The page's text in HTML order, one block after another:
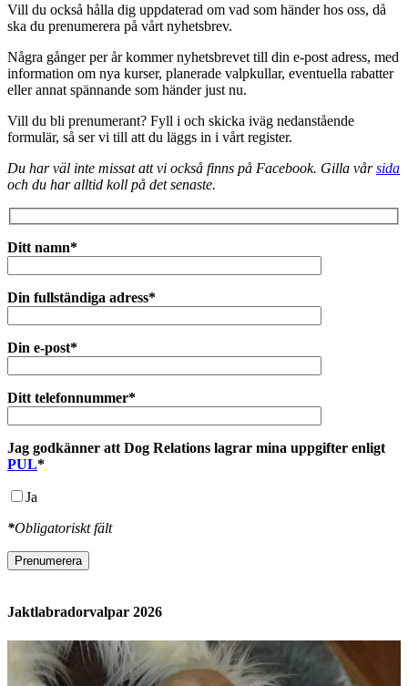
Vill du också hålla dig uppdaterad om vad som händer hos oss, då
ska du prenumerera på vårt nyhetsbrev.
Några gånger per år kommer nyhetsbrevet till din e-post adress, med
information om nya kurser, planerade valpkullar, eventuella rabatter
eller annat spännande som händer just nu.
Vill du bli prenumerant? Fyll i och skicka iväg nedanstående
formulär, så ser vi till att du läggs in i vårt register.
Du har väl inte missat att vi också finns på Facebook. Gilla vårsida
och du har alltid koll på det senaste.
Ditt namn*
Din fullständiga adress*
Din e-post*
Ditt telefonnummer*
Jag godkänner att Dog Relations lagrar mina uppgifter enligt
PUL*
Ja
*Obligatoriskt fält
Prenumerera
Jaktlabradorvalpar 2026